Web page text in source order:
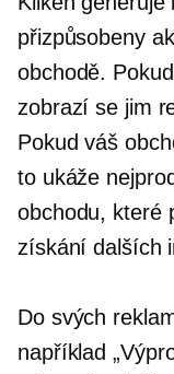
přizpůsobeny
obchodě.
zobrazí se jim
Pokud váš
to ukáže
obchodu, které
získání dalších
Do svých
například